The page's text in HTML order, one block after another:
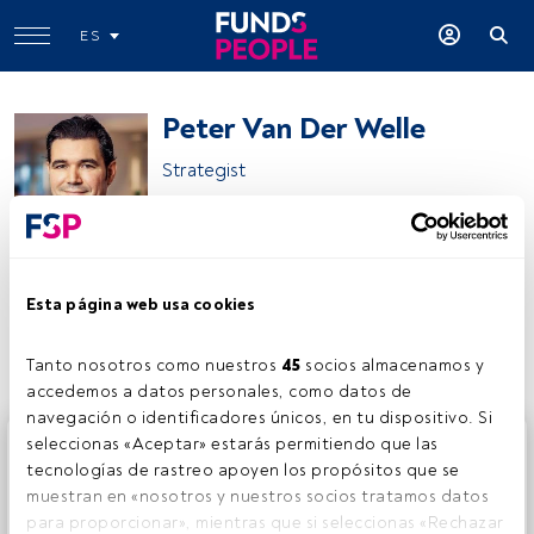
Esta página web usa cookies
Tanto nosotros como nuestros 45 socios almacenamos y
accedemos a datos personales, como datos de
navegación o identificadores únicos, en tu dispositivo. Si
seleccionas «Aceptar» estarás permitiendo que las
tecnologías de rastreo apoyen los propósitos que se
muestran en «nosotros y nuestros socios tratamos datos
para proporcionar», mientras que si seleccionas «Rechazar
ES
Peter Van Der Welle
Strategist
Compartir:
Este es un artículo exclusivo para los usuarios registrados
de FundsPeople. Si ya estás registrado, accede desde el
botón Login. Si aún no tienes cuenta, te invitamos a
registrarte y disfrutar de todo el universo que ofrece